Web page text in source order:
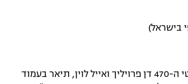
בישראל)
אודי גל, ספורטאי אולימפי בעברו וכיום מאמן שייטי ה-470 דן פרויליך ואייל לוין, תיאר בעמוד